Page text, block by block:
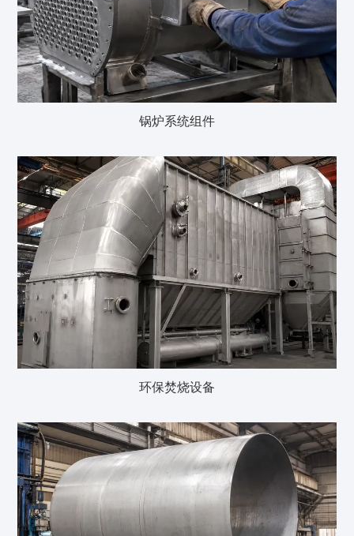
锅炉系统组件
环保焚烧设备